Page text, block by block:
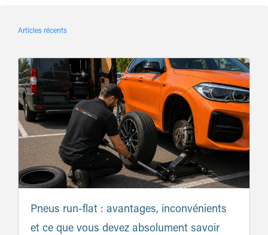
Articles récents
Pneus run-flat : avantages, inconvénients
et ce que vous devez absolument savoir